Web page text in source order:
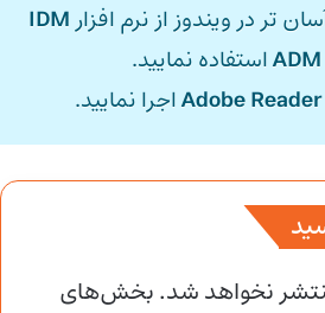
تر در ویندوز از نرم افزار IDM
ADMاستفاده نمایید.
Adobe Readerاجرا نمایید.
نخواهد شد.بخش‌های